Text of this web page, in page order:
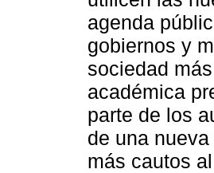
agenda
gobiernos y
sociedad
académica
parte de los
de una
más cautos